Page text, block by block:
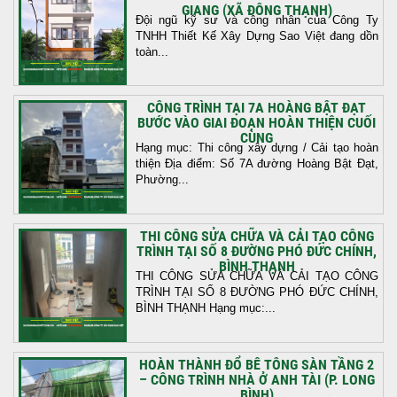
GIANG (XÃ ĐÔNG THẠNH)
Đội ngũ kỹ sư và công nhân của Công Ty
TNHH Thiết Kế Xây Dựng Sao Việt đang dồn
toàn...
CÔNG TRÌNH TẠI 7A HOÀNG BẬT ĐẠT
BƯỚC VÀO GIAI ĐOẠN HOÀN THIỆN CUỐI
CÙNG
Hạng mục: Thi công xây dựng / Cải tạo hoàn
thiện Địa điểm: Số 7A đường Hoàng Bật Đạt,
Phường...
THI CÔNG SỬA CHỮA VÀ CẢI TẠO CÔNG
TRÌNH TẠI SỐ 8 ĐƯỜNG PHÓ ĐỨC CHÍNH,
BÌNH THẠNH
THI CÔNG SỬA CHỮA VÀ CẢI TẠO CÔNG
TRÌNH TẠI SỐ 8 ĐƯỜNG PHÓ ĐỨC CHÍNH,
BÌNH THẠNH Hạng mục:...
HOÀN THÀNH ĐỔ BÊ TÔNG SÀN TẦNG 2
– CÔNG TRÌNH NHÀ Ở ANH TÀI (P. LONG